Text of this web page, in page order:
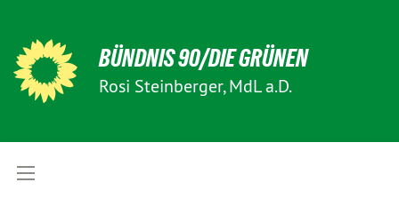
BÜNDNIS 90/DIE GRÜNEN
Rosi Steinberger, MdL a.D.